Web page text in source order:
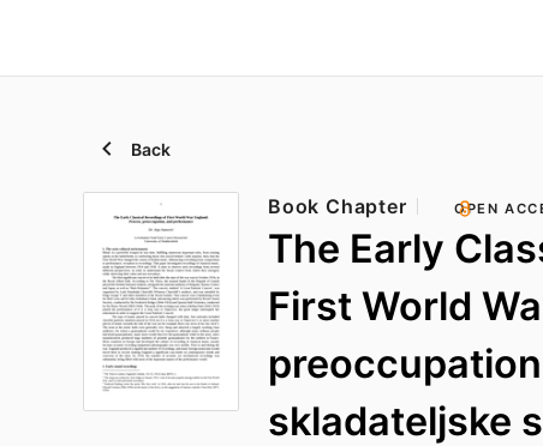
Back
Book Chapter OPEN
The Early
First World
skladateljske